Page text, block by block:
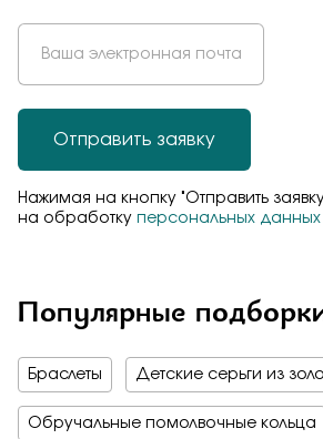
Отправить заявку
Нажимая на кнопку "Отправить
на обработку персональных данных
Популярные
Браслеты Детские серьги из
Обручальные помолвочные кольца